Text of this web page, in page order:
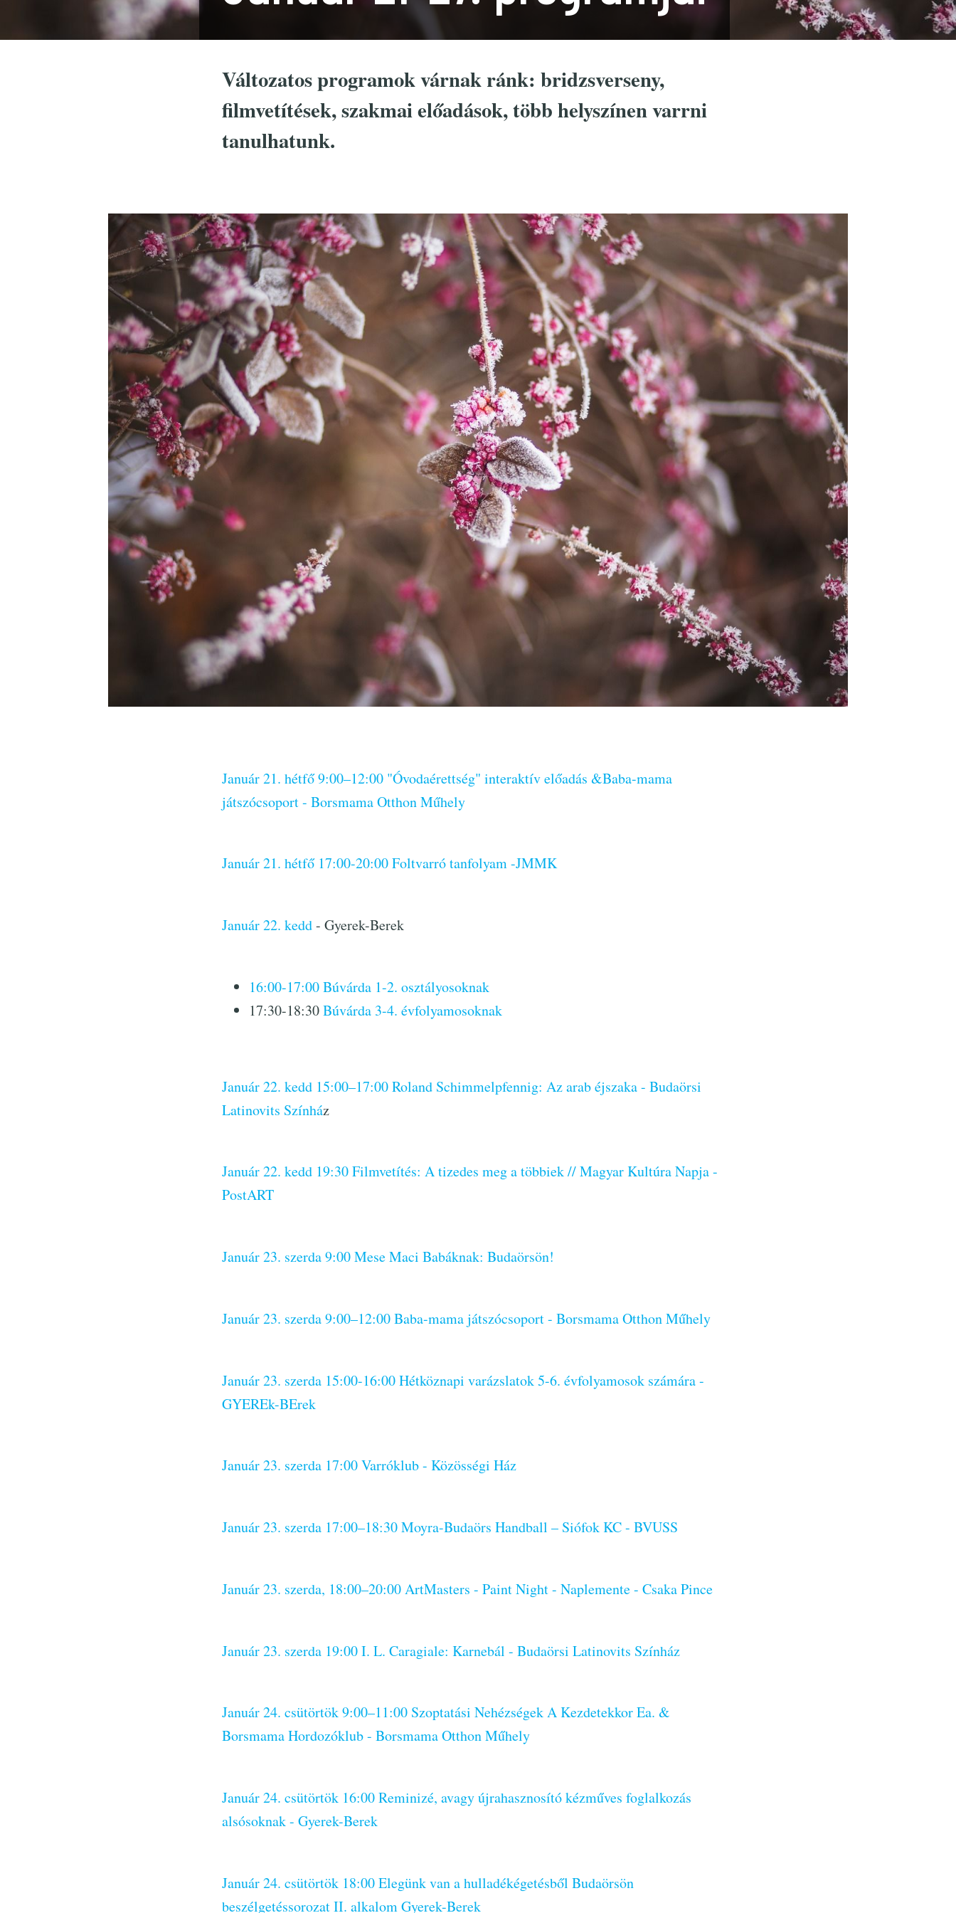
Változatos programok várnak ránk: bridzsverseny,
filmvetítések, szakmai előadások, több helyszínen varrni
tanulhatunk.
Január 21. hétfő 9:00–12:00 "Óvodaérettség" interaktív előadás &Baba-mama
játszócsoport - Borsmama Otthon Műhely
Január 21. hétfő 17:00-20:00 Foltvarró tanfolyam -JMMK
Január 22. kedd- Gyerek-Berek
16:00-17:00 Búvárda 1-2. osztályosoknak
17:30-18:30Búvárda 3-4. évfolyamosoknak
Január 22. kedd 15:00–17:00 Roland Schimmelpfennig: Az arab éjszaka - Budaörsi
Latinovits Színház
Január 22. kedd 19:30 Filmvetítés: A tizedes meg a többiek // Magyar Kultúra Napja -
PostART
Január 23. szerda 9:00 Mese Maci Babáknak: Budaörsön!
Január 23. szerda 9:00–12:00 Baba-mama játszócsoport - Borsmama Otthon Műhely
Január 23. szerda 15:00-16:00 Hétköznapi varázslatok 5-6. évfolyamosok számára -
GYEREk-BErek
Január 23. szerda 17:00 Varróklub - Közösségi Ház
Január 23. szerda 17:00–18:30 Moyra-Budaörs Handball – Siófok KC - BVUSS
Január 23. szerda, 18:00–20:00 ArtMasters - Paint Night - Naplemente - Csaka Pince
Január 23. szerda 19:00 I. L. Caragiale: Karnebál - Budaörsi Latinovits Színház
Január 24. csütörtök 9:00–11:00 Szoptatási Nehézségek A Kezdetekkor Ea. &
Borsmama Hordozóklub - Borsmama Otthon Műhely
Január 24. csütörtök 16:00 Reminizé, avagy újrahasznosító kézműves foglalkozás
alsósoknak - Gyerek-Berek
Január 24. csütörtök 18:00 Elegünk van a hulladékégetésből Budaörsön
beszélgetéssorozat II. alkalom Gyerek-Berek